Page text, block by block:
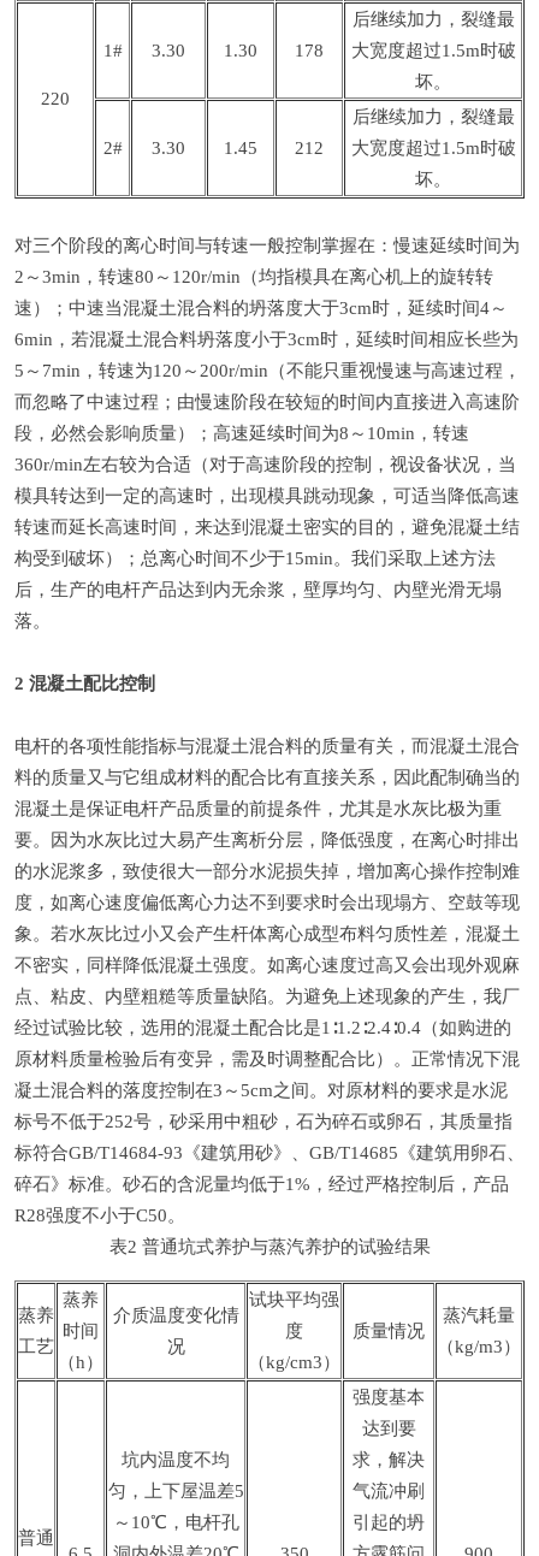
220
1# 3.30 1.30 178
后继续加力，裂缝最
大宽度超过1.5m时破
坏。
2# 3.30 1.45 212
后继续加力，裂缝最
大宽度超过1.5m时破
坏。
对三个阶段的离心时间与转速一般控制掌握在：慢速延续时间为
2～3min，转速80～120r/min（均指模具在离心机上的旋转转
速）；中速当混凝土混合料的坍落度大于3cm时，延续时间4～
6min，若混凝土混合料坍落度小于3cm时，延续时间相应长些为
5～7min，转速为120～200r/min（不能只重视慢速与高速过程，
而忽略了中速过程；由慢速阶段在较短的时间内直接进入高速阶
段，必然会影响质量）；高速延续时间为8～10min，转速
360r/min左右较为合适（对于高速阶段的控制，视设备状况，当
模具转达到一定的高速时，出现模具跳动现象，可适当降低高速
转速而延长高速时间，来达到混凝土密实的目的，避免混凝土结
构受到破坏）；总离心时间不少于15min。我们采取上述方法
后，生产的电杆产品达到内无余浆，壁厚均匀、内壁光滑无塌
落。
2 混凝土配比控制
电杆的各项性能指标与混凝土混合料的质量有关，而混凝土混合
料的质量又与它组成材料的配合比有直接关系，因此配制确当的
混凝土是保证电杆产品质量的前提条件，尤其是水灰比极为重
要。因为水灰比过大易产生离析分层，降低强度，在离心时排出
的水泥浆多，致使很大一部分水泥损失掉，增加离心操作控制难
度，如离心速度偏低离心力达不到要求时会出现塌方、空鼓等现
象。若水灰比过小又会产生杆体离心成型布料匀质性差，混凝土
不密实，同样降低混凝土强度。如离心速度过高又会出现外观麻
点、粘皮、内壁粗糙等质量缺陷。为避免上述现象的产生，我厂
经过试验比较，选用的混凝土配合比是1∶1.2∶2.4∶0.4（如购进的
原材料质量检验后有变异，需及时调整配合比）。正常情况下混
凝土混合料的落度控制在3～5cm之间。对原材料的要求是水泥
标号不低于252号，砂采用中粗砂，石为碎石或卵石，其质量指
标符合GB/T14684-93《建筑用砂》、GB/T14685《建筑用卵石、
碎石》标准。砂石的含泥量均低于1%，经过严格控制后，产品
R28强度不小于C50。
表2 普通坑式养护与蒸汽养护的试验结果
蒸养
工艺
蒸养
时间
（h）
介质温度变化情
况
试块平均强
度
（kg/cm3）
质量情况
蒸汽耗量
（kg/m3）
普通
坑内温度不均
匀，上下屋温差5
～10℃，电杆孔
强度基本
达到要
求，解决
气流冲刷
引起的坍